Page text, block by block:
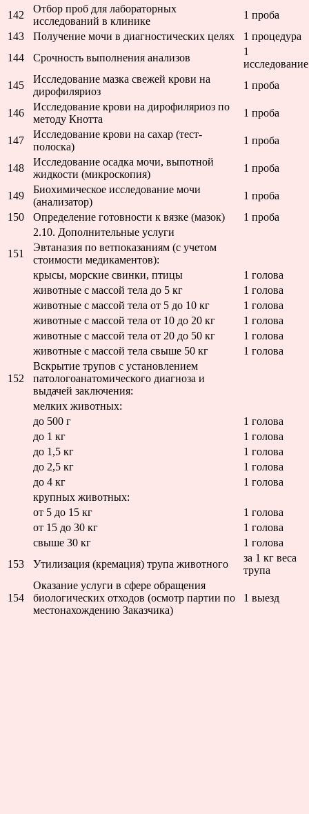
142
Отбор проб для лабораторных
исследований в клинике
1 проба
143
Получение мочи в диагностических целях
1 процедура
144
Срочность выполнения анализов
1
исследование
145
Исследование мазка свежей крови на
дирофиляриоз
1 проба
146
Исследование крови на дирофиляриоз по
методу Кнотта
1 проба
147
Исследование крови на сахар (тест-
полоска)
1 проба
148
Исследование осадка мочи, выпотной
жидкости (микроскопия)
1 проба
149
Биохимическое исследование мочи
(анализатор)
1 проба
150
Определение готовности к вязке (мазок)
1 проба
2.10. Дополнительные услуги
151
Эвтаназия по ветпоказаниям (с учетом
стоимости медикаментов):
крысы, морские свинки, птицы
1 голова
животные с массой тела до 5 кг
1 голова
животные с массой тела от 5 до 10 кг
1 голова
животные с массой тела от 10 до 20 кг
1 голова
животные с массой тела от 20 до 50 кг
1 голова
животные с массой тела свыше 50 кг
1 голова
152
Вскрытие трупов с установлением
патологоанатомического диагноза и
выдачей заключения:
мелких животных:
до 500 г
1 голова
до 1 кг
1 голова
до 1,5 кг
1 голова
до 2,5 кг
1 голова
до 4 кг
1 голова
крупных животных:
от 5 до 15 кг
1 голова
от 15 до 30 кг
1 голова
свыше 30 кг
1 голова
153
Утилизация (кремация) трупа животного
за 1 кг веса
трупа
154
Оказание услуги в сфере обращения
биологических отходов (осмотр партии по
местонахождению Заказчика)
1 выезд